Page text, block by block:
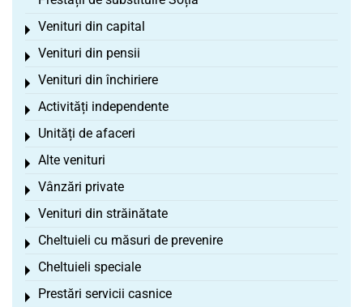
Venituri din capital
Toggle menu
Venituri din pensii
Toggle menu
Venituri din închiriere
Toggle menu
Activități independente
Toggle menu
Unități de afaceri
Toggle menu
Alte venituri
Toggle menu
Vânzări private
Toggle menu
Venituri din străinătate
Toggle menu
Cheltuieli cu măsuri de prevenire
Toggle menu
Cheltuieli speciale
Toggle menu
Prestări servicii casnice
Toggle menu